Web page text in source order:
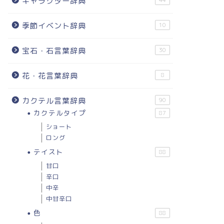
季節イベント辞典 10
宝石・石言葉辞典 30
花・花言葉辞典 8
カクテル言葉辞典 90
カクテルタイプ 87
ショート
ロング
テイスト 88
甘口
辛口
中辛
中甘辛口
色 88